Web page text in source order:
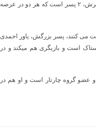
کرد و ثمره زندگی مشترک مریم بوبانی و همسرش، ۲ پسر است که هر دو در عرصه
می کنند، پسر بزرگش، یاور احمدی
است و بازیگری هم میکند و در
عضو گروه چارتار است و او هم در